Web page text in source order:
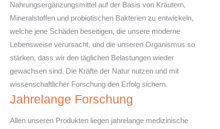
Nahrungsergänzungsmittel auf der Basis von Kräutern,
Mineralstoffen und probiotischen Bakterien zu entwickeln,
welche jene Schäden beseitigen, die unsere moderne
Lebensweise verursacht, und die unseren Organismus so
stärken, dass wir den täglichen Belastungen wieder
gewachsen sind. Die Kräfte der Natur nutzen und mit
wissenschaftlicher Forschung den Erfolg sichern.
Jahrelange Forschung
Allen unseren Produkten liegen jahrelange medizinische